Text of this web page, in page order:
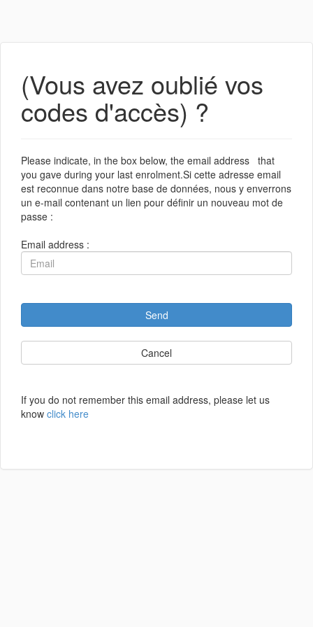
(Vous avez oublié vos
codes d'accès) ?
Please indicate, in the box below, the email address that
you gave during your last enrolment.Si cette adresse email
est reconnue dans notre base de données, nous y enverrons
un e-mail contenant un lien pour définir un nouveau mot de
passe :
Email address :
Send
Cancel
If you do not remember this email address, please let us
know click here